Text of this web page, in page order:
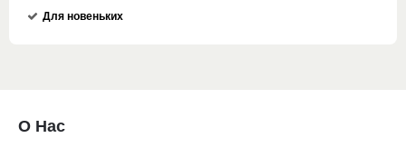
Для новеньких
О Нас